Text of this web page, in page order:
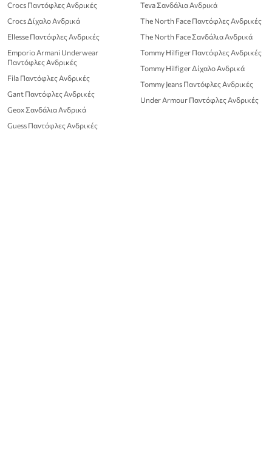
Crocs Παντόφλες Ανδρικές
Crocs Δίχαλο Ανδρικά
Ellesse Παντόφλες Ανδρικές
Emporio Armani Underwear
Παντόφλες Ανδρικές
Fila Παντόφλες Ανδρικές
Gant Παντόφλες Ανδρικές
Geox Σανδάλια Ανδρικά
Guess Παντόφλες Ανδρικές
Teva Σανδάλια Ανδρικά
The North Face Παντόφλες Ανδρικές
The North Face Σανδάλια Ανδρικά
Tommy Hilfiger Παντόφλες Ανδρικές
Tommy Hilfiger Δίχαλο Ανδρικά
Tommy Jeans Παντόφλες Ανδρικές
Under Armour Παντόφλες Ανδρικές